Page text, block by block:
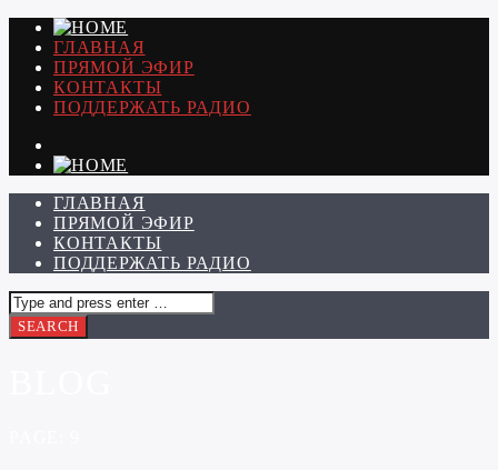
ГЛАВНАЯ
ПРЯМОЙ ЭФИР
КОНТАКТЫ
ПОДДЕРЖАТЬ РАДИО
ГЛАВНАЯ
ПРЯМОЙ ЭФИР
КОНТАКТЫ
ПОДДЕРЖАТЬ РАДИО